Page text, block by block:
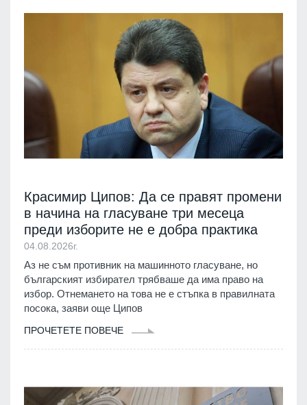
Красимир Ципов: Да се правят промени
в начина на гласуване три месеца
преди изборите не е добра практика
04.08.2026г.
Аз не съм противник на машинното гласуване, но
българският избирател трябваше да има право на
избор. Отнемането на това не е стъпка в правилната
посока, заяви още Ципов
ПРОЧЕТЕТЕ ПОВЕЧЕ